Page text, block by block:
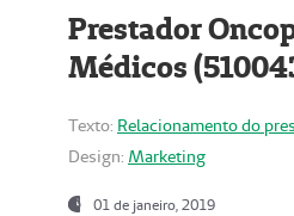
Prestador
Médicos
Texto: Relacionamento do
Design: Marketing
01 de janeiro, 2019